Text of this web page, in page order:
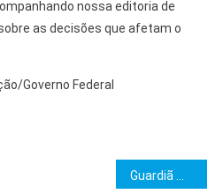
nossa editoria de
as decisões que afetam o
Governo Federal
Guardiã Maria da Penha prende homem por violência psicológica